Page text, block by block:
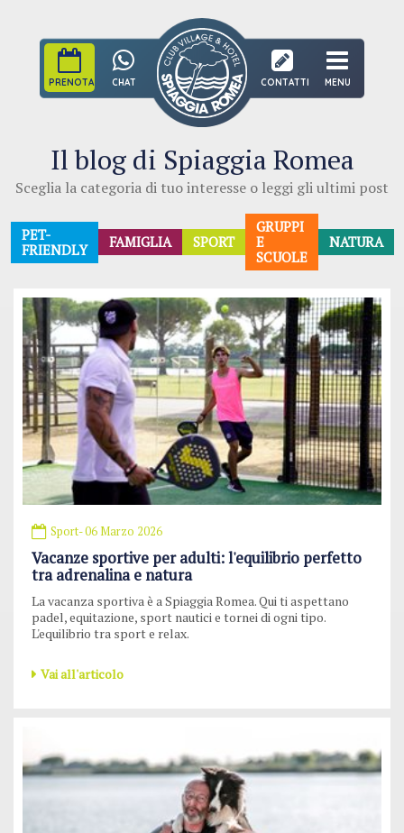
PRENOTA CHAT CONTATTI MENU
Il blog di Spiaggia Romea
Sceglia la categoria di tuo interesse o leggi gli ultimi post
PET-
FRIENDLY
FAMIGLIA SPORT
GRUPPI
E
SCUOLE
NATURA
Sport- 06 Marzo 2026
Vacanze sportive per adulti: l'equilibrio perfetto
tra adrenalina e natura
La vacanza sportiva è a Spiaggia Romea. Qui ti aspettano
padel, equitazione, sport nautici e tornei di ogni tipo.
L'equilibrio tra sport e relax.
Vai all'articolo